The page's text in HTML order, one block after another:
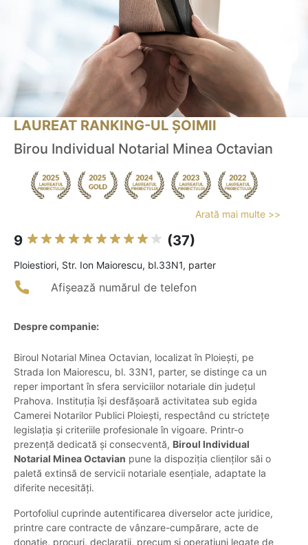
LAUREAT RANKING-UL ȘOIMII
Birou Individual Notarial Minea Octavian
Arată mai multe >>
9 (37)
Ploiestiori, Str. Ion Maiorescu, bl.33N1, parter
Afișează numărul de telefon
Despre companie:
Biroul Notarial Minea Octavian, localizat în Ploiești, pe
Strada Ion Maiorescu, bl. 33N1, parter, se distinge ca un
reper important în sfera serviciilor notariale din județul
Prahova. Instituția își desfășoară activitatea sub egida
Camerei Notarilor Publici Ploiești, respectând cu strictețe
legislația și criteriile profesionale în vigoare. Printr-o
prezență dedicată și consecventă, Biroul Individual
Notarial Minea Octavian pune la dispoziția clienților săi o
paletă extinsă de servicii notariale esențiale, adaptate la
diferite necesități.
Portofoliul cuprinde autentificarea diverselor acte juridice,
printre care contracte de vânzare-cumpărare, acte de
donație, procuri, declarații, precum și operațiuni legate de